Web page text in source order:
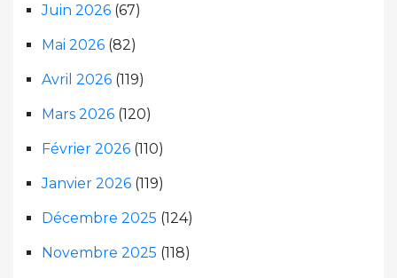
Juin 2026 (67)
Mai 2026 (82)
Avril 2026 (119)
Mars 2026 (120)
Février 2026 (110)
Janvier 2026 (119)
Décembre 2025 (124)
Novembre 2025 (118)